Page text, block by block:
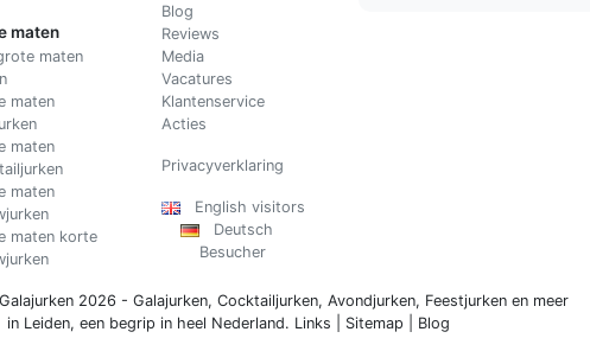
maten
maten
maten
maten
maten
maten korte
Blog
Reviews
Media
Vacatures
Klantenservice
Acties
Privacyverklaring
English visitors
Deutsch
Besucher
2026 - Galajurken, Cocktailjurken, Avondjurken, Feestjurken en meer
in Leiden, een begrip in heel Nederland. Links Sitemap Blog